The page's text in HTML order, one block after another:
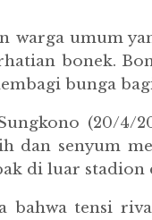
warga umum
bonek.
bunga
(20/4/
senyum
di luar stadion
bahwa tensi